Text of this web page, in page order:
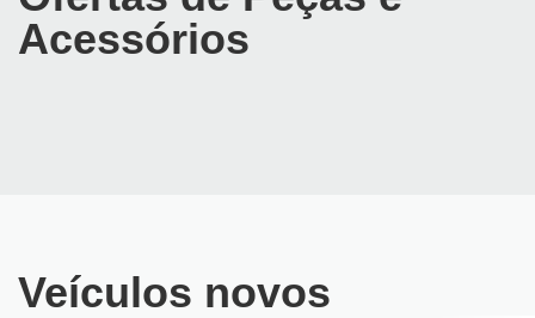
Acessórios
Veículos novos